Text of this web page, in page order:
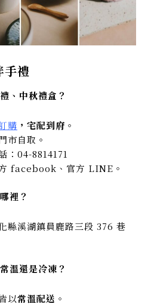
手禮
、中秋禮盒？
購 ，宅配到府。
市自取 。
：04-8814171
facebook、官方 LINE。
裡？
縣溪湖鎮員鹿路三段 376 巷
溫還是冷凍？
以常溫配送 。